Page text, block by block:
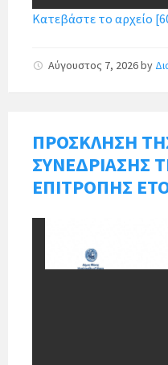
Κατεβάστε το αρχείο
Αύγουστος 7, 2026by
ΠΡΟΣΚΛΗΣΗ
ΣΥΝΕΔΡΙΑΣΗΣ
ΕΠΙΤΡΟΠΗΣ